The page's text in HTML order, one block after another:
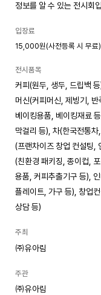
정보를 알 수 있는 전시회
입장료
15,000원(사전등록 시 무료)
전시품목
커피(원두, 생두, 드립백
머신(커피머신, 제빙기,
베이킹용품, 베이킹재료
막걸리 등), 차(한국전통
(프랜차이즈 창업 컨설팅,
(친환경 패키징, 종이컵,
용품, 커피추출기구 등),
플레이트, 가구 등), 창업
상담 등)
주최
㈜유아림
주관
㈜유아림